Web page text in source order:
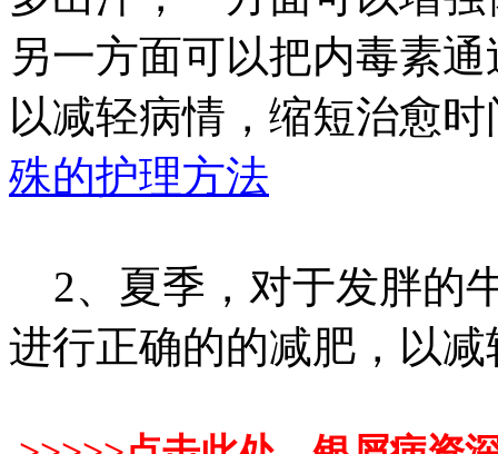
另一方面可以把内毒素
以减轻病情，缩短治愈时
殊的护理方法
2、夏季，对于发胖的
进行正确的的减肥，以